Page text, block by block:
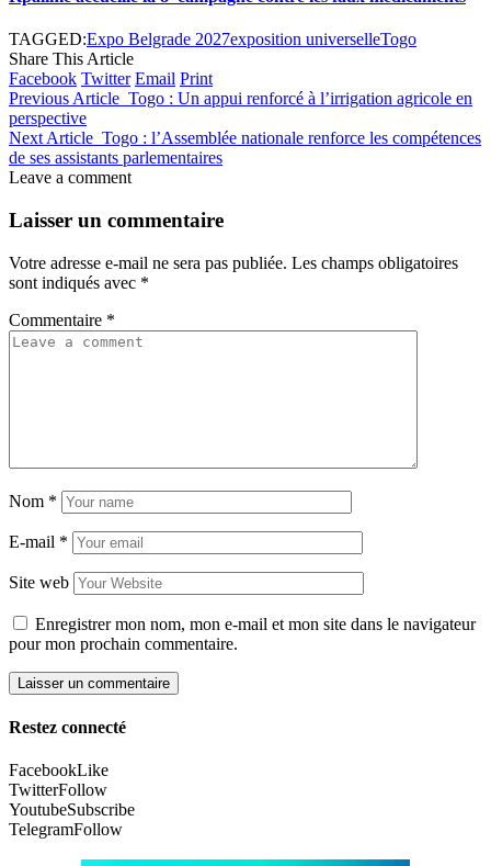
TAGGED:Expo Belgrade 2027exposition universelleTogo
Share This Article
Facebook Twitter Email Print
Previous Article Togo : Un appui renforcé à l’irrigation agricole en
perspective
Next Article Togo : l’Assemblée nationale renforce les compétences
de ses assistants parlementaires
Leave a comment
Laisser un commentaire
Votre adresse e-mail ne sera pas publiée. Les champs obligatoires
sont indiqués avec *
Commentaire *
Nom *
E-mail *
Site web
Enregistrer mon nom, mon e-mail et mon site dans le navigateur
pour mon prochain commentaire.
Restez connecté
FacebookLike
TwitterFollow
YoutubeSubscribe
TelegramFollow